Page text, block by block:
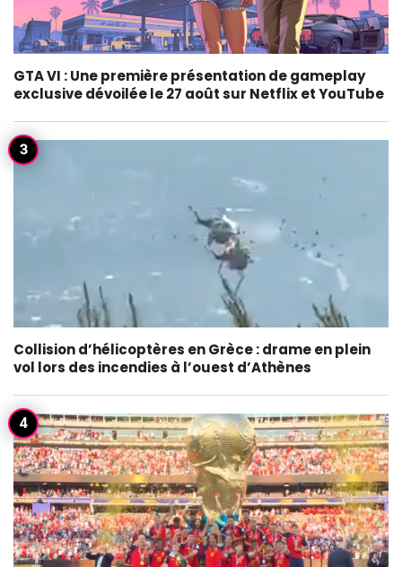
GTA VI : Une première présentation de gameplay
exclusive dévoilée le 27 août sur Netflix et YouTube
Collision d’hélicoptères en Grèce : drame en plein
vol lors des incendies à l’ouest d’Athènes